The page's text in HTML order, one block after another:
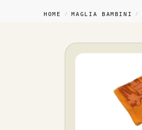
HOME / MAGLIA BAMBINI /